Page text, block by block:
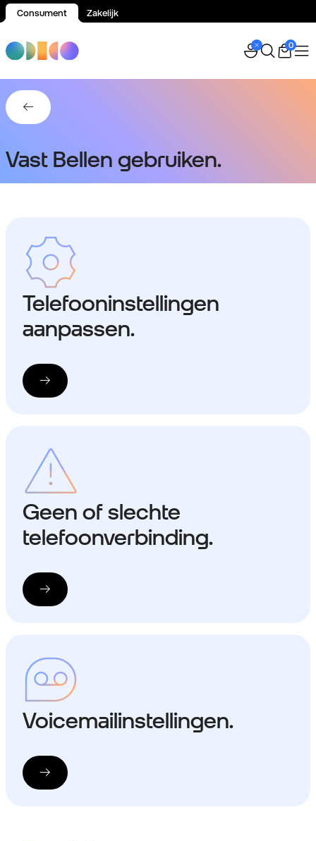
Consument Zakelijk
0
Terug naar Vast Bellen.
Vast Bellen gebruiken.
Telefooninstellingen
aanpassen.
Geen of slechte
telefoonverbinding.
Voicemailinstellingen.